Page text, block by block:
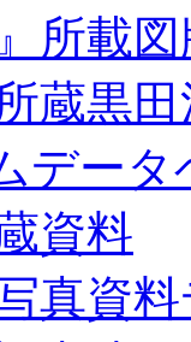
所載
蔵黒
データ
資料
真資